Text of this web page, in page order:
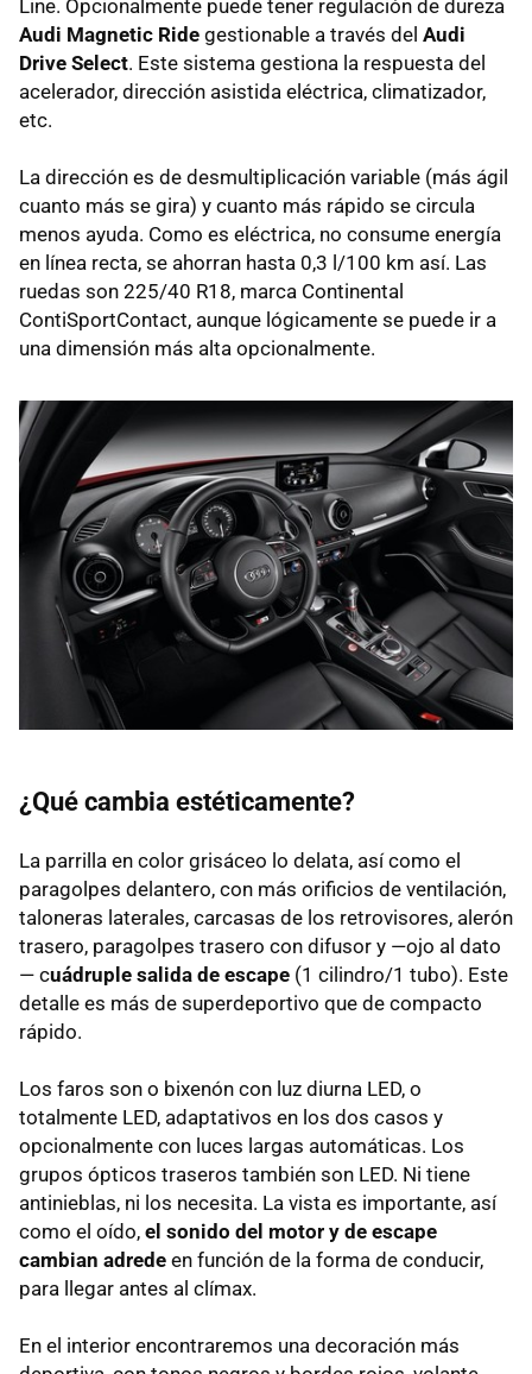
Line. Opcionalmente puede tener regulación de dureza
Audi Magnetic Ride gestionable a través del Audi
Drive Select. Este sistema gestiona la respuesta del
acelerador, dirección asistida eléctrica, climatizador,
etc.
La dirección es de desmultiplicación variable (más ágil
cuanto más se gira) y cuanto más rápido se circula
menos ayuda. Como es eléctrica, no consume energía
en línea recta, se ahorran hasta 0,3 l/100 km así. Las
ruedas son 225/40 R18, marca Continental
ContiSportContact, aunque lógicamente se puede ir a
una dimensión más alta opcionalmente.
¿Qué cambia estéticamente?
La parrilla en color grisáceo lo delata, así como el
paragolpes delantero, con más orificios de ventilación,
taloneras laterales, carcasas de los retrovisores, alerón
trasero, paragolpes trasero con difusor y —ojo al dato
— cuádruple salida de escape (1 cilindro/1 tubo). Este
detalle es más de superdeportivo que de compacto
rápido.
Los faros son o bixenón con luz diurna LED, o
totalmente LED, adaptativos en los dos casos y
opcionalmente con luces largas automáticas. Los
grupos ópticos traseros también son LED. Ni tiene
antinieblas, ni los necesita. La vista es importante, así
como el oído, el sonido del motor y de escape
cambian adrede en función de la forma de conducir,
para llegar antes al clímax.
En el interior encontraremos una decoración más